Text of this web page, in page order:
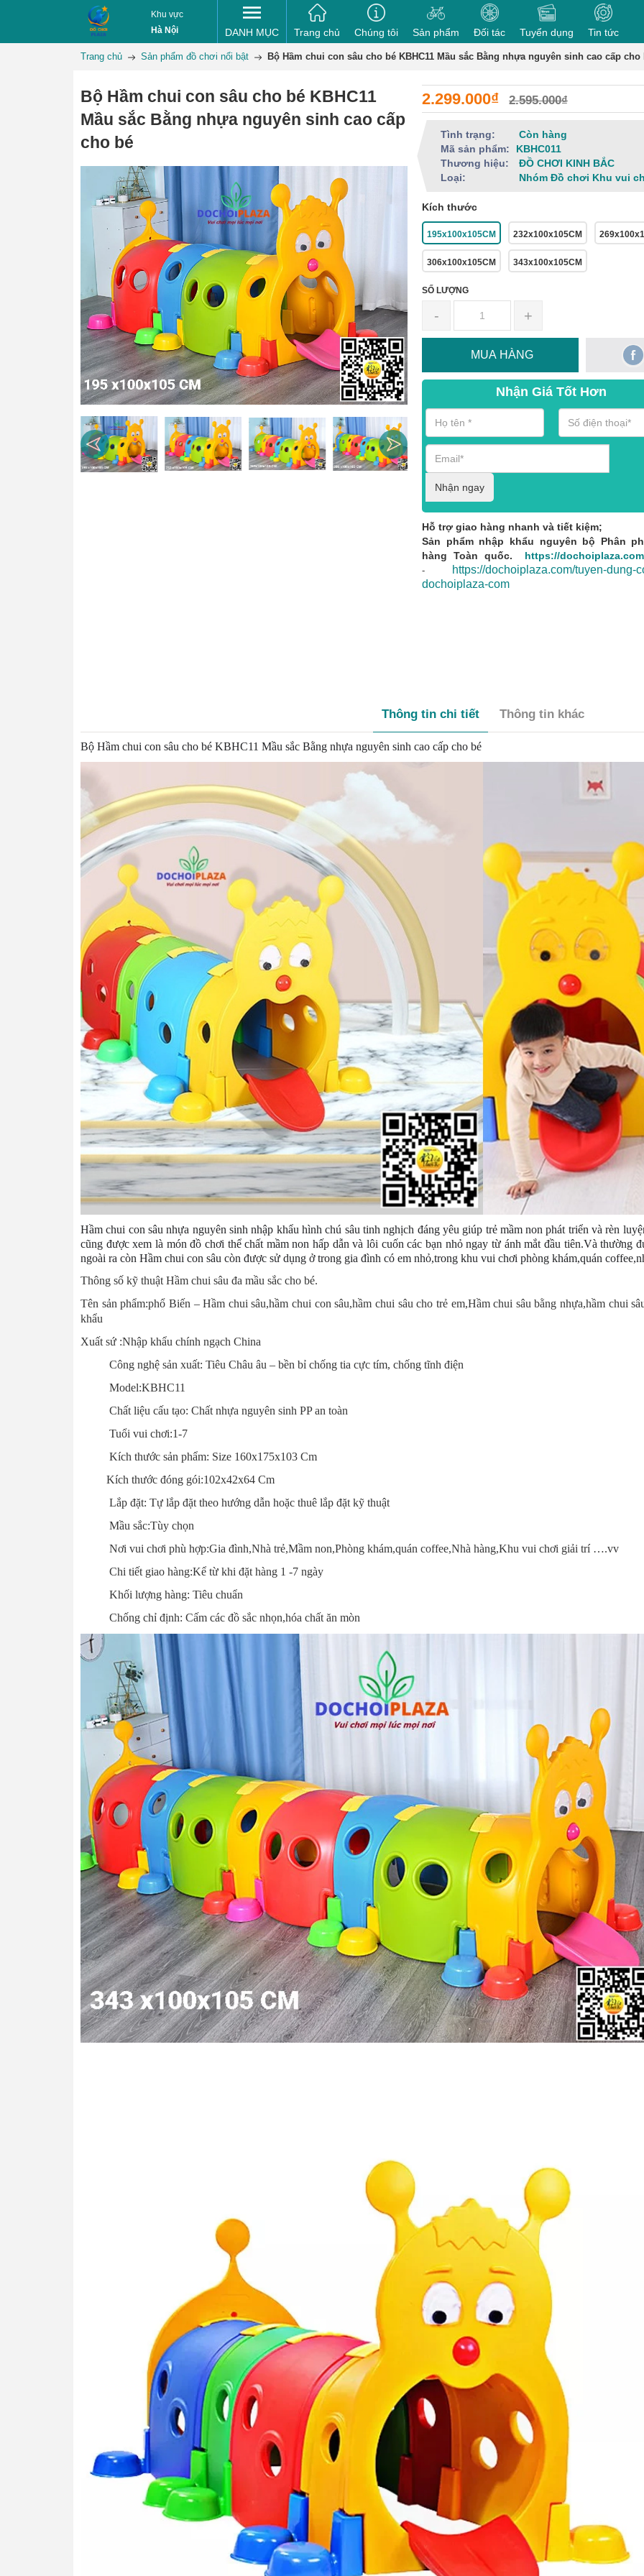
Khu vực
Hà Nội
DANH MỤC Trang chủ Chúng tôi Sản phẩm Đối tác Tuyển dụng Tin tức
Trang chủ Sản phẩm đồ chơi nổi bật Bộ Hầm chui con sâu cho bé KBHC11 Mầu sắc Bằng nhựa nguyên sinh cao cấp cho
Bộ Hầm chui con sâu cho bé KBHC11
Mầu sắc Bằng nhựa nguyên sinh cao cấp
cho bé
2.299.000₫ 2.595.000₫
Tình trạng:
Còn hàng
Mã sản phẩm:
KBHC011
Thương hiệu:
ĐỒ CHƠI KINH BẮC
Loại:
Nhóm Đồ chơi Khu vui
Kích thước
195x100x105CM 232x100x105CM
306x100x105CM 343x100x105CM
SỐ LƯỢNG
- +
MUA HÀNG
Nhận Giá Tốt Hơn
Nhận ngay
Hỗ trợ giao hàng nhanh và tiết kiệm;
Sản phẩm nhập khẩu nguyên bộ Phân
hàng Toàn quốc.
https://
-
https://dochoiplaza.com/tuyen-dung-
dochoiplaza-com
Thông tin chi tiết Thông tin khác
Bộ Hầm chui con sâu cho bé KBHC11 Mầu sắc Bằng nhựa nguyên sinh cao cấp cho bé
Hầm chui con sâu nhựa nguyên sinh nhập khẩu hình chú sâu tinh nghịch đáng yêu giúp trẻ mầm non phát triển và rèn
cũng được xem là món đồ chơi thể chất mầm non hấp dẫn và lôi cuốn các bạn nhỏ ngay từ ánh mắt đầu tiên.Và thường
ngoài ra còn Hầm chui con sâu còn được sử dụng ở trong gia đình có em nhỏ,trong khu vui chơi phòng khám,quán
Thông số kỹ thuật Hầm chui sâu đa mầu sắc cho bé.
Tên sản phẩm:phổ Biến – Hầm chui sâu,hầm chui con sâu,hầm chui sâu cho trẻ em,Hầm chui sâu bằng nhựa,hầm chui
khẩu
Xuất sứ :Nhập khẩu chính ngạch China
Công nghệ sản xuất: Tiêu Châu âu – bền bỉ chống tia cực tím, chống tĩnh điện
Model:KBHC11
Chất liệu cấu tạo: Chất nhựa nguyên sinh PP an toàn
Tuổi vui chơi:1-7
Kích thước sản phẩm: Size 160x175x103 Cm
Kích thước đóng gói:102x42x64 Cm
Lắp đặt: Tự lắp đặt theo hướng dẫn hoặc thuê lắp đặt kỹ thuật
Mầu sắc:Tùy chọn
Nơi vui chơi phù hợp:Gia đình,Nhà trẻ,Mầm non,Phòng khám,quán coffee,Nhà hàng,Khu vui chơi giải trí ….vv
Chi tiết giao hàng:Kể từ khi đặt hàng 1 -7 ngày
Khối lượng hàng: Tiêu chuẩn
Chống chỉ định: Cấm các đồ sắc nhọn,hóa chất ăn mòn